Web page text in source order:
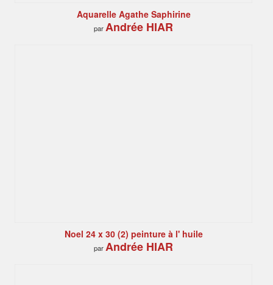
Aquarelle Agathe Saphirine
parAndrée HIAR
Noel 24 x 30 (2) peinture à l' huile
parAndrée HIAR